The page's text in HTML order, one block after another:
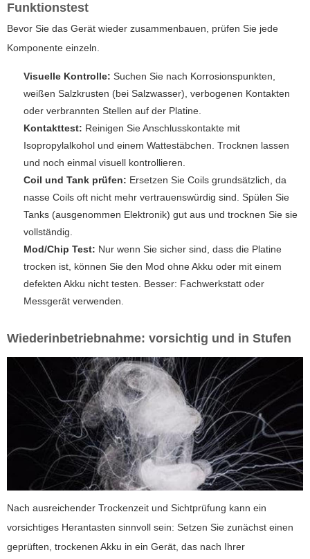
Funktionstest
Bevor Sie das Gerät wieder zusammenbauen, prüfen Sie jede
Komponente einzeln.
Visuelle Kontrolle: Suchen Sie nach Korrosionspunkten,
weißen Salzkrusten (bei Salzwasser), verbogenen Kontakten
oder verbrannten Stellen auf der Platine.
Kontakttest: Reinigen Sie Anschlusskontakte mit
Isopropylalkohol und einem Wattestäbchen. Trocknen lassen
und noch einmal visuell kontrollieren.
Coil und Tank prüfen: Ersetzen Sie Coils grundsätzlich, da
nasse Coils oft nicht mehr vertrauenswürdig sind. Spülen Sie
Tanks (ausgenommen Elektronik) gut aus und trocknen Sie sie
vollständig.
Mod/Chip Test: Nur wenn Sie sicher sind, dass die Platine
trocken ist, können Sie den Mod ohne Akku oder mit einem
defekten Akku nicht testen. Besser: Fachwerkstatt oder
Messgerät verwenden.
Wiederinbetriebnahme: vorsichtig und in Stufen
Nach ausreichender Trockenzeit und Sichtprüfung kann ein
vorsichtiges Herantasten sinnvoll sein: Setzen Sie zunächst einen
geprüften, trockenen Akku in ein Gerät, das nach Ihrer